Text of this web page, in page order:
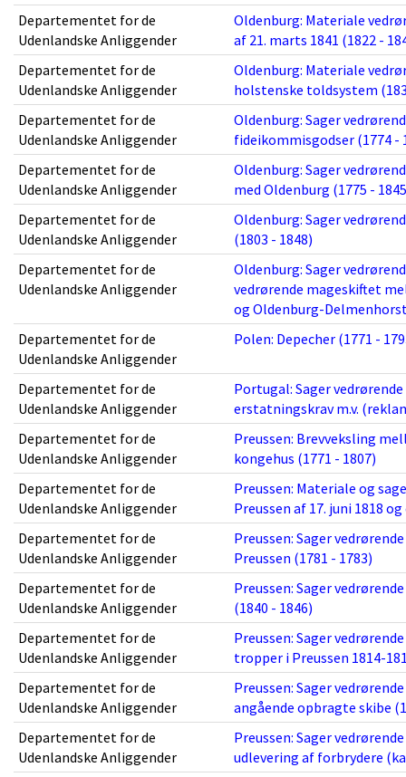
Departementet for de
Udenlandske Anliggender
Oldenburg: Materiale
af 21. marts 1841 (1822 -
Departementet for de
Udenlandske Anliggender
Oldenburg: Materiale
holstenske toldsystem
Departementet for de
Udenlandske Anliggender
Oldenburg: Sager
fideikommisgodser (1774 -
Departementet for de
Udenlandske Anliggender
Oldenburg: Sager
med Oldenburg (1775 -
Departementet for de
Udenlandske Anliggender
Oldenburg: Sager
(1803 - 1848)
Departementet for de
Udenlandske Anliggender
Oldenburg: Sager
vedrørende mageskiftet
og Oldenburg-
Departementet for de
Udenlandske Anliggender
Polen: Depecher (1771 -
Departementet for de
Udenlandske Anliggender
Portugal: Sager
erstatningskrav m.v.
Departementet for de
Udenlandske Anliggender
Preussen: Brevveksling
kongehus (1771 - 1807)
Departementet for de
Udenlandske Anliggender
Preussen: Materiale og
Preussen af 17. juni 1818
Departementet for de
Udenlandske Anliggender
Preussen: Sager
Preussen (1781 - 1783)
Departementet for de
Udenlandske Anliggender
Preussen: Sager
(1840 - 1846)
Departementet for de
Udenlandske Anliggender
Preussen: Sager
tropper i Preussen 1814-
Departementet for de
Udenlandske Anliggender
Preussen: Sager
angående opbragte skibe
Departementet for de
Udenlandske Anliggender
Preussen: Sager
udlevering af forbrydere